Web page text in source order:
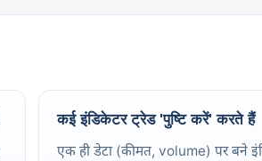
कई इंडिकेटर ट्रेड 'पुष्टि करें' करते हैं
एक ही डेटा (कीमत, volume) पर बने